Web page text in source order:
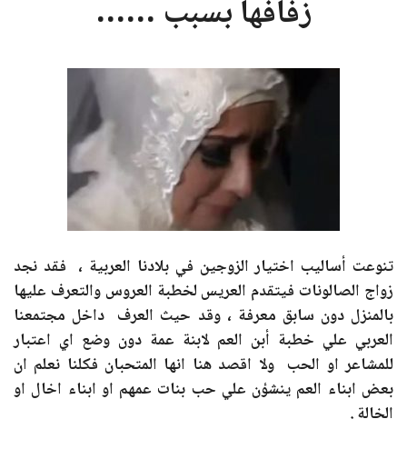
زفافها بسبب ……
تنوعت أساليب اختيار الزوجين في بلادنا العربية ، فقد نجد
زواج الصالونات فيتقدم العريس لخطبة العروس والتعرف عليها
بالمنزل دون سابق معرفة ، وقد حيث العرف داخل مجتمعنا
العربي علي خطبة أبن العم لابنة عمة دون وضع اي اعتبار
للمشاعر او الحب ولا اقصد هنا انها المتحبان فكلنا نعلم ان
بعض ابناء العم ينشؤن علي حب بنات عمهم او ابناء اخال او
الخالة .